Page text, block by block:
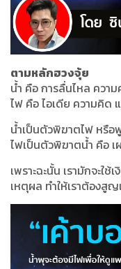
ตามหลักฮวงจุ้ย
น้ำ คือ การลื่นไหล ควา
ไฟ คือ ไอเดีย ความคิด
น้ำเป็นตัวพิฆาตไฟ หรื
ไฟเป็นตัวพิฆาตน้ำ คือ เ
เพราะฉะนั้น เรามักจะใ
เหตุผล ทำให้เราต้องสูญ